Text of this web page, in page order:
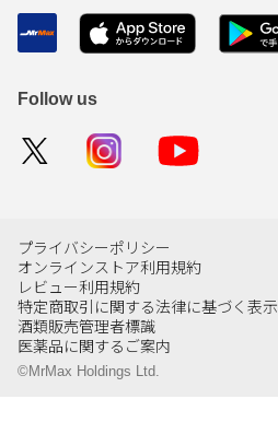
Follow us
プライバシーポリシー
オンラインストア利用規約
レビュー利用規約
特定商取引に関する法律に基づく表示
酒類販売管理者標識
医薬品に関するご案内
©MrMax Holdings Ltd.